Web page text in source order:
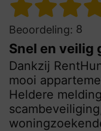
Beoordeling: 8
Snel en veilig
Dankzij
mooi
Heldere